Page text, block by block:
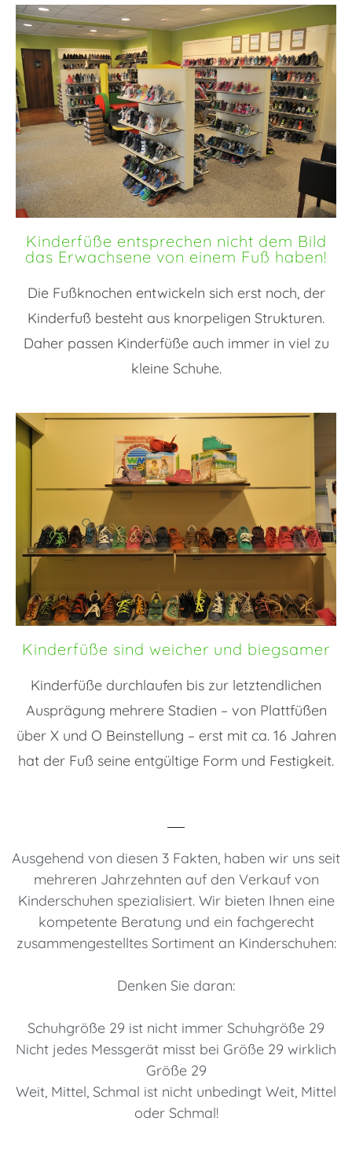
Kinderfüße entsprechen nicht dem Bild
das Erwachsene von einem Fuß haben!
Die Fußknochen entwickeln sich erst noch, der
Kinderfuß besteht aus knorpeligen Strukturen.
Daher passen Kinderfüße auch immer in viel zu
kleine Schuhe.
Kinderfüße sind weicher und biegsamer
Kinderfüße durchlaufen bis zur letztendlichen
Ausprägung mehrere Stadien – von Plattfüßen
über X und O Beinstellung – erst mit ca. 16 Jahren
hat der Fuß seine entgültige Form und Festigkeit.
Ausgehend von diesen 3 Fakten, haben wir uns seit
mehreren Jahrzehnten auf den Verkauf von
Kinderschuhen spezialisiert. Wir bieten Ihnen eine
kompetente Beratung und ein fachgerecht
zusammengestelltes Sortiment an Kinderschuhen:
Denken Sie daran:
Schuhgröße 29 ist nicht immer Schuhgröße 29
Nicht jedes Messgerät misst bei Größe 29 wirklich
Größe 29
Weit, Mittel, Schmal ist nicht unbedingt Weit, Mittel
oder Schmal!